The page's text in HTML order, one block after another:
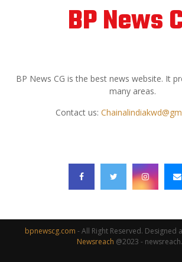
BP News
BP News CG is the best news website. It
many areas.
Contact us:
bpnewscg.com - All Right Reserved. Designed
Newsreach @2023 -